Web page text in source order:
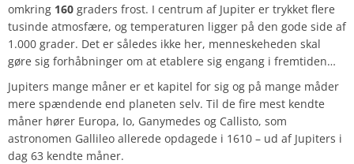
omkring 160 graders frost. I centrum af Jupiter er trykket flere
tusinde atmosfære, og temperaturen ligger på den gode side af
1.000 grader. Det er således ikke her, menneskeheden skal
gøre sig forhåbninger om at etablere sig engang i fremtiden…
Jupiters mange måner er et kapitel for sig og på mange måder
mere spændende end planeten selv. Til de fire mest kendte
måner hører Europa, Io, Ganymedes og Callisto, som
astronomen Gallileo allerede opdagede i 1610 – ud af Jupiters i
dag 63 kendte måner.